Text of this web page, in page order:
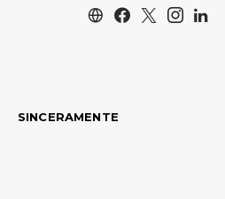
SINCERAMENTE